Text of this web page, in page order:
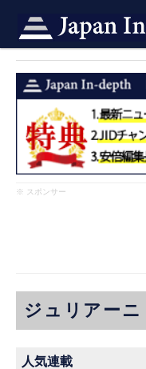
※ スポンサー
ジュリアーニ
人気連載